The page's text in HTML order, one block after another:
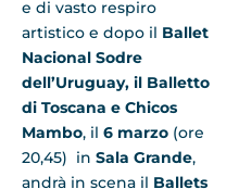
e di vasto respiro
artistico e dopo il Ballet
Nacional Sodre
dell’Uruguay, il Balletto
di Toscana e Chicos
Mambo, il 6 marzo (ore
20,45) in Sala Grande,
andrà in scena il Ballets